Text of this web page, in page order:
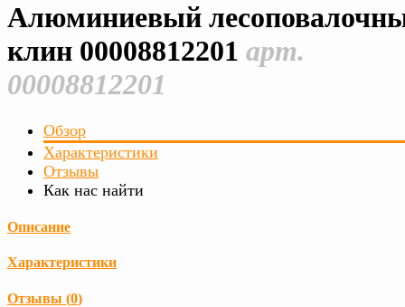
Алюминиевый
клин 00008812201 арт.
00008812201
Обзор
Характеристики
Отзывы
Как нас найти
Описание
Характеристики
Отзывы (0)